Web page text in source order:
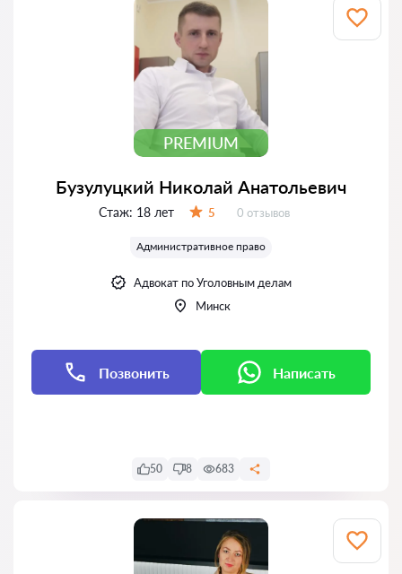
PREMIUM
Бузулуцкий Николай Анатольевич
Стаж: 18 лет 5 Отзывов:
0 отзывов
Административное право
Адвокат по Уголовным делам
Минск
Позвонить Написать
50 8 683